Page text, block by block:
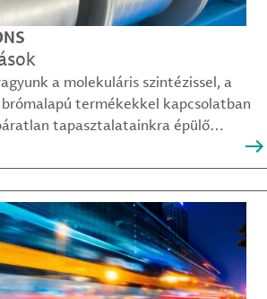
a molekuláris szintézissel, a
termékekkel kapcsolatban
tapasztalatainkra épülő
kihívásai is sikerrel leküzdhetők.